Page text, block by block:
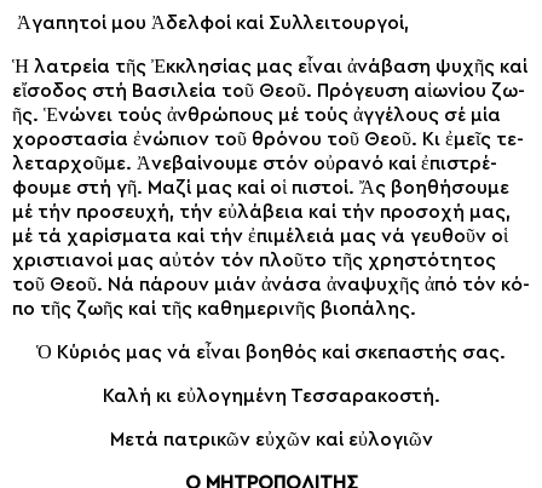
Ἀ­γα­πη­τοί μου Ἀ­δελ­φοί καί Συλ­λει­τουρ­γοί,
Ἡ λα­τρεί­α τῆς Ἐκ­κλη­σί­ας μας εἶ­ναι ἀ­νά­βα­ση ψυ­χῆς καί
εἴ­σο­δος στή Βα­σι­λεί­α τοῦ Θε­οῦ. Πρό­γευ­ση αἰ­ω­νί­ου ζω­
ῆς. Ἑ­νώ­νει τούς ἀν­θρώ­πους μέ τούς ἀγ­γέ­λους σέ μί­α
χο­ρο­στα­σί­α ἐ­νώ­πιον τοῦ θρό­νου τοῦ Θε­οῦ. Κι ἐ­μεῖς τε­
λε­ταρ­χοῦ­με. Ἀ­νε­βαί­νου­με στόν οὐ­ρα­νό καί ἐ­πι­στρέ­
φου­με στή γῆ. Μα­ζί μας καί οἱ πι­στοί. Ἄς βο­η­θή­σου­με
μέ τήν προ­σευ­χή, τήν εὐ­λά­βεια καί τήν προ­σο­χή μας,
μέ τά χα­ρί­σμα­τα καί τήν ἐ­πι­μέ­λειά μας νά γευ­θοῦν οἱ
χρι­στια­νοί μας αὐ­τόν τόν πλοῦ­το τῆς χρη­στό­τη­τος
τοῦ Θε­οῦ. Νά πά­ρουν μιάν ἀ­νά­σα ἀνα­ψυ­χῆς ἀ­πό τόν κό­
πο τῆς ζω­ῆς καί τῆς κα­θη­με­ρι­νῆς βι­ο­πά­λης.
Ὁ Κύ­ριός μας νά εἶ­ναι βο­η­θός καί σκε­πα­στής σας.
Κα­λή κι εὐ­λο­γη­μέ­νη Τεσ­σα­ρα­κο­στή.
Με­τά πα­τρι­κῶν εὐ­χῶν καί εὐ­λο­γι­ῶν
Ο ΜΗΤΡΟΠΟΛΙΤΗΣ